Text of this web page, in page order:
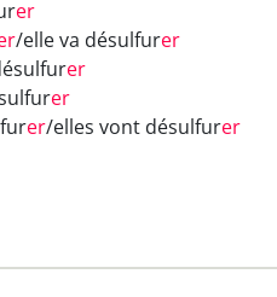
er
/elle va désulfurer
er
er
er/elles vont désulfurer